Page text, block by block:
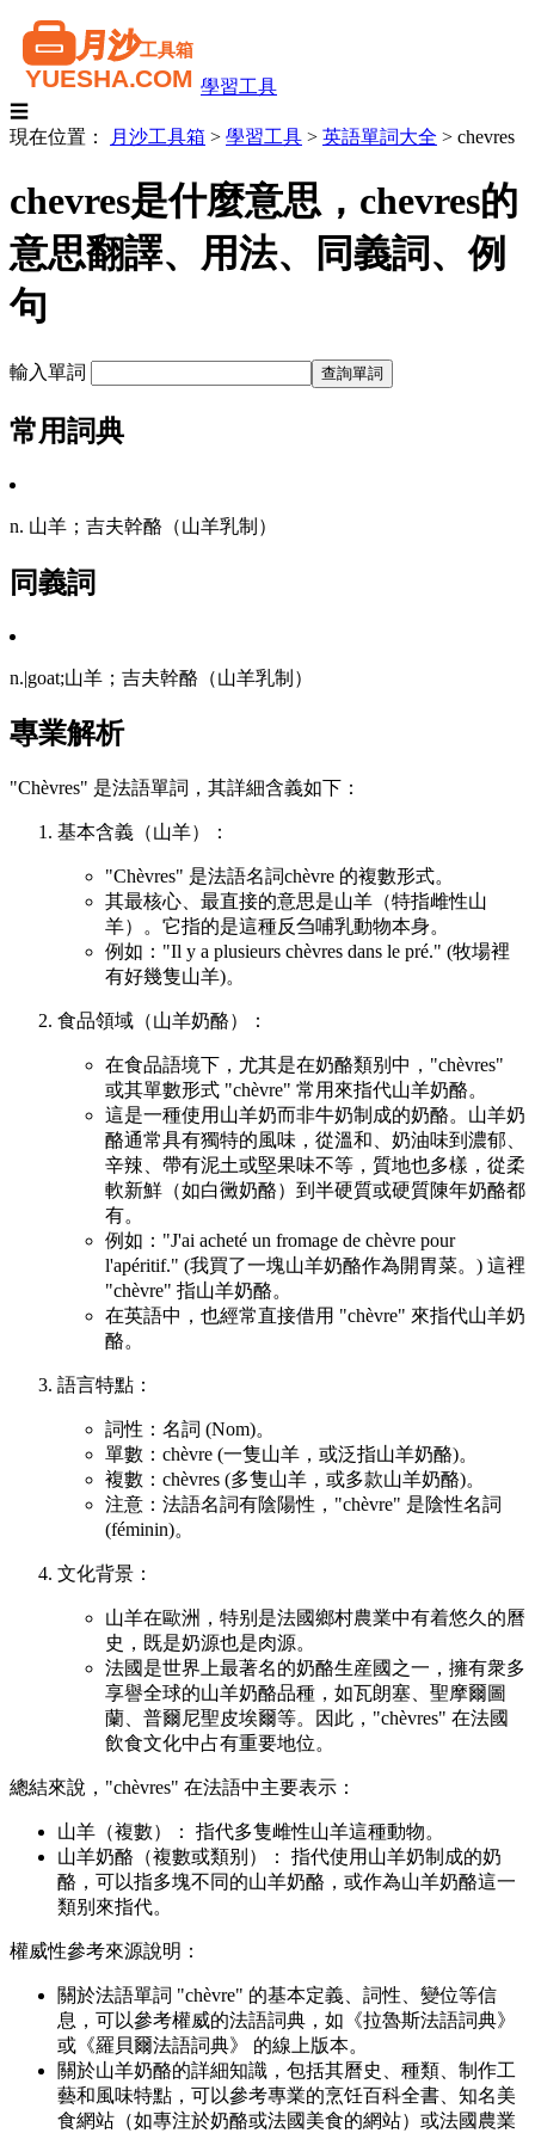
學習工具
☰
現在位置：
月沙工具箱 > 學習工具 > 英語單詞大全 > chevres
chevres是什麼意思，chevres的
意思翻譯、用法、同義詞、例
句
輸入單詞
常用詞典
n. 山羊；吉夫幹酪（山羊乳制）
同義詞
n.|goat;山羊；吉夫幹酪（山羊乳制）
專業解析
"Chèvres" 是法語單詞，其詳細含義如下：
基本含義（山羊）：
"Chèvres" 是法語名詞chèvre 的複數形式。
其最核心、最直接的意思是山羊（特指雌性山
羊）。它指的是這種反刍哺乳動物本身。
例如："Il y a plusieurs chèvres dans le pré." (牧場裡
有好幾隻山羊)。
食品領域（山羊奶酪）：
在食品語境下，尤其是在奶酪類别中，"chèvres"
或其單數形式 "chèvre" 常用來指代山羊奶酪。
這是一種使用山羊奶而非牛奶制成的奶酪。山羊奶
酪通常具有獨特的風味，從溫和、奶油味到濃郁、
辛辣、帶有泥土或堅果味不等，質地也多樣，從柔
軟新鮮（如白黴奶酪）到半硬質或硬質陳年奶酪都
有。
例如："J'ai acheté un fromage de chèvre pour
l'apéritif." (我買了一塊山羊奶酪作為開胃菜。) 這裡
"chèvre" 指山羊奶酪。
在英語中，也經常直接借用 "chèvre" 來指代山羊奶
酪。
語言特點：
詞性：名詞 (Nom)。
單數：chèvre (一隻山羊，或泛指山羊奶酪)。
複數：chèvres (多隻山羊，或多款山羊奶酪)。
注意：法語名詞有陰陽性，"chèvre" 是陰性名詞
(féminin)。
文化背景：
山羊在歐洲，特别是法國鄉村農業中有着悠久的曆
史，既是奶源也是肉源。
法國是世界上最著名的奶酪生産國之一，擁有衆多
享譽全球的山羊奶酪品種，如瓦朗塞、聖摩爾圖
蘭、普爾尼聖皮埃爾等。因此，"chèvres" 在法國
飲食文化中占有重要地位。
總結來說，"chèvres" 在法語中主要表示：
山羊（複數）： 指代多隻雌性山羊這種動物。
山羊奶酪（複數或類别）： 指代使用山羊奶制成的奶
酪，可以指多塊不同的山羊奶酪，或作為山羊奶酪這一
類别來指代。
權威性參考來源說明：
關於法語單詞 "chèvre" 的基本定義、詞性、變位等信
息，可以參考權威的法語詞典，如《拉魯斯法語詞典》
或《羅貝爾法語詞典》 的線上版本。
關於山羊奶酪的詳細知識，包括其曆史、種類、制作工
藝和風味特點，可以參考專業的烹饪百科全書、知名美
食網站（如專注於奶酪或法國美食的網站）或法國農業